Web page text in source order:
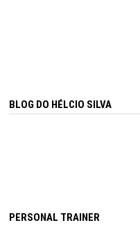
BLOG DO HÉLCIO SILVA
PERSONAL TRAINER